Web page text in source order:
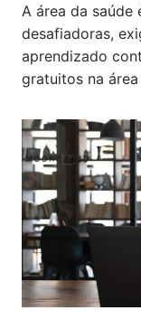
A área da saúde
desafiadoras,
aprendizado
gratuitos na